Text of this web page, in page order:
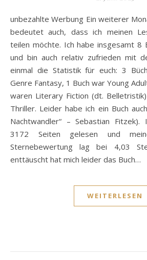
unbezahlte Werbung Ein weiterer Monat ist vorbei und das
bedeutet auch, dass ich meinen
teilen möchte. Ich habe insgesamt 8
und bin auch relativ zufrieden mit
einmal die Statistik für euch: 3
Genre Fantasy, 1 Buch war Young
waren Literary Fiction (dt.
Thriller. Leider habe ich ein Buch
Nachtwandler“ – Sebastian Fitzek).
3172 Seiten gelesen und
Sternebewertung lag bei 4,03
enttäuscht hat mich leider das Buch…
WEITERLESEN